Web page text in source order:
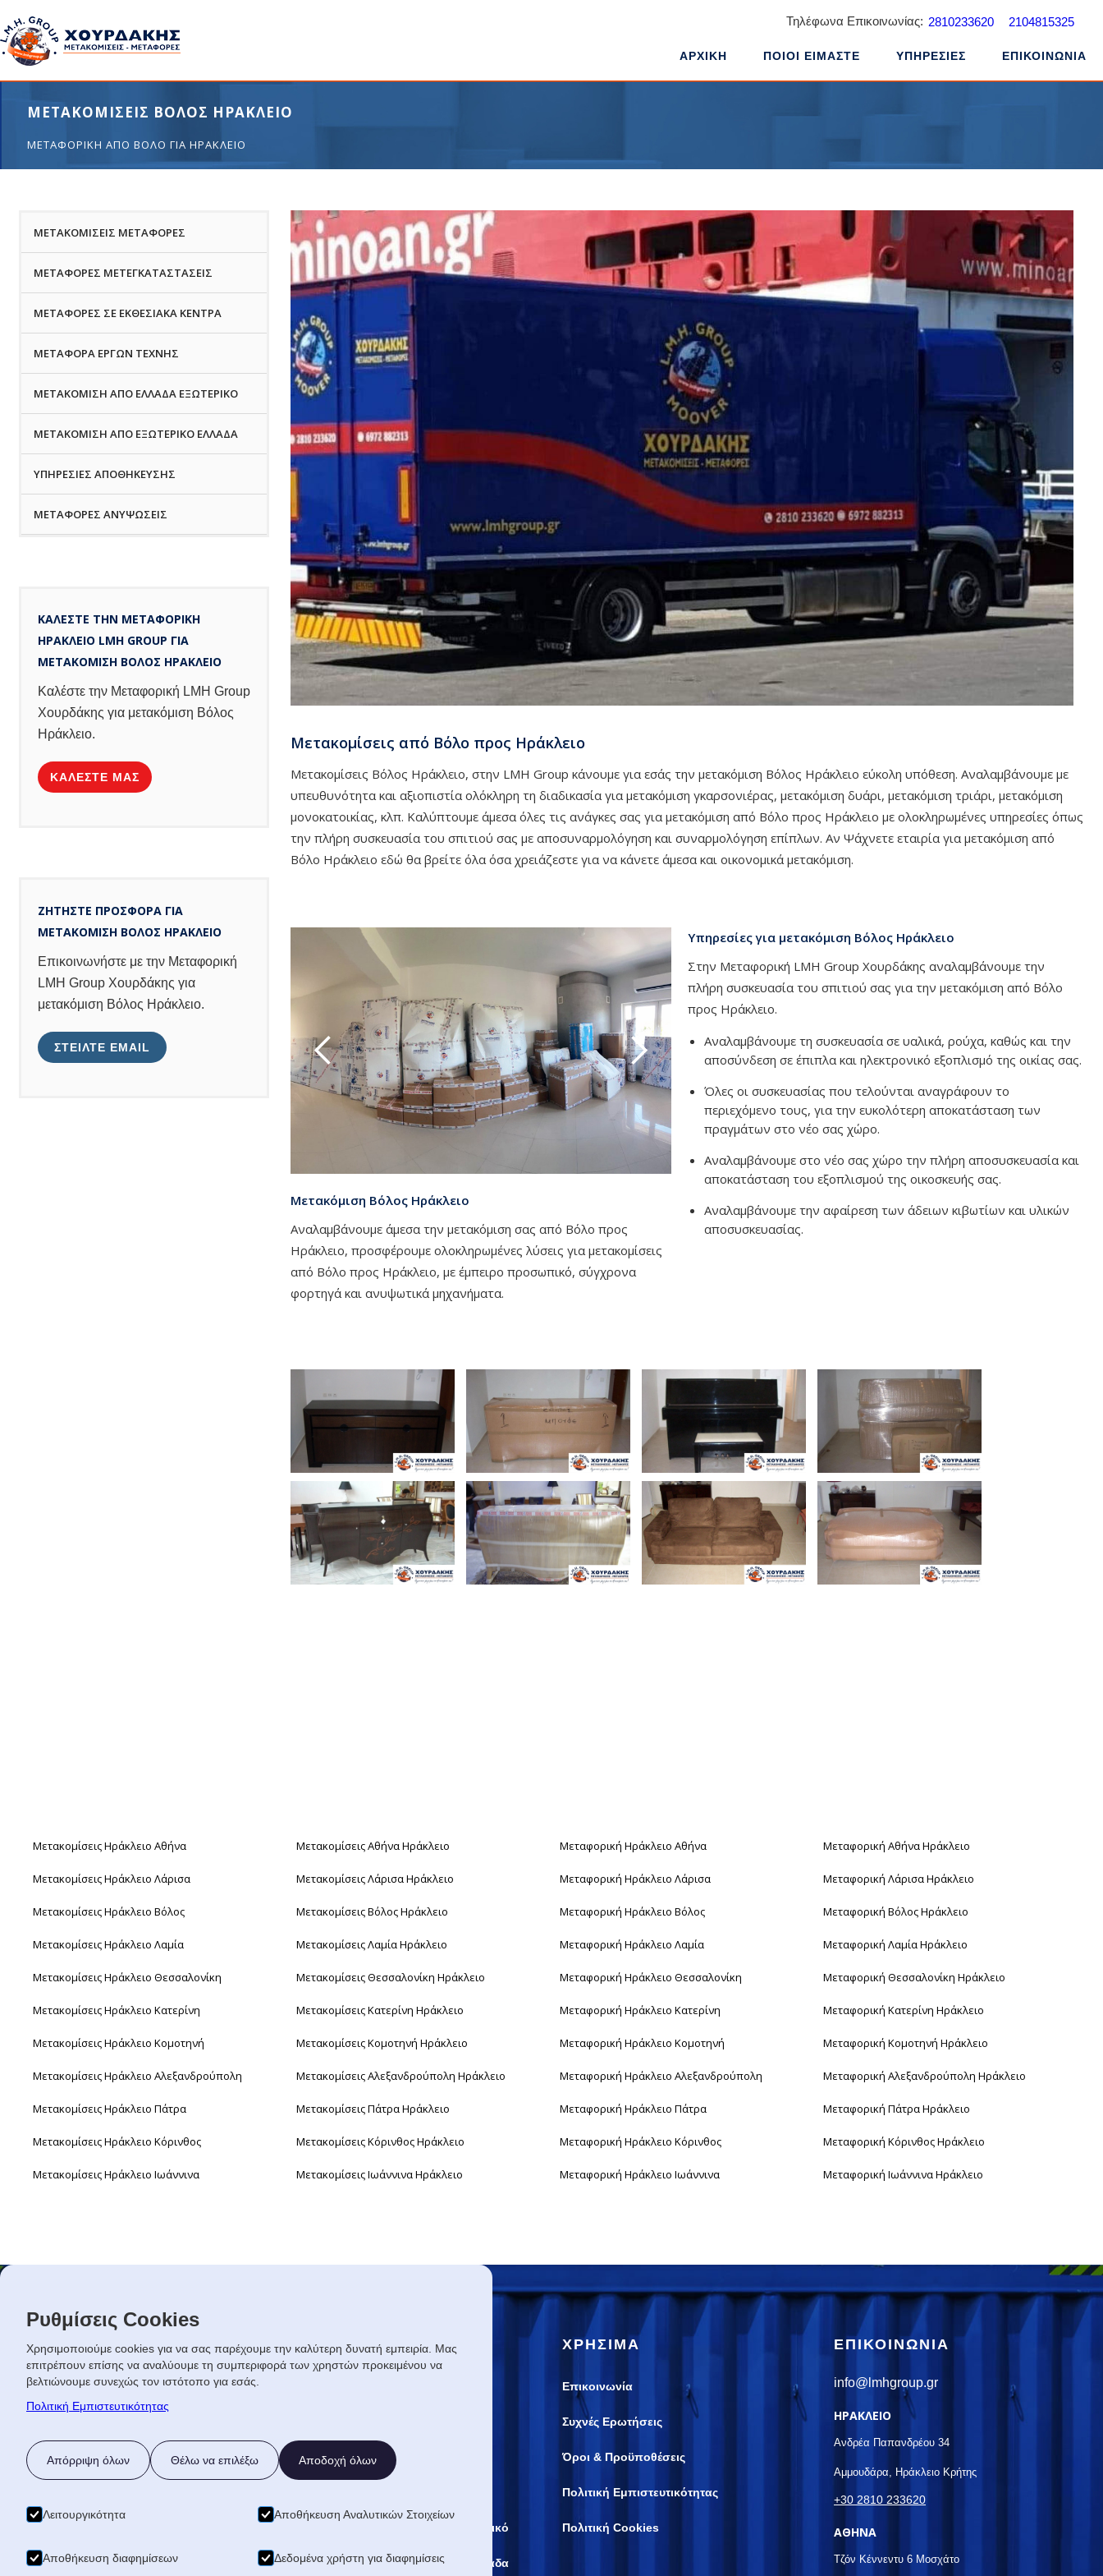
Τηλέφωνα Επικοινωνίας: 2810233620 2104815325
ΑΡΧΙΚΗ ΠΟΙΟΙ ΕΙΜΑΣΤΕ ΥΠΗΡΕΣΙΕΣ ΕΠΙΚΟΙΝΩΝΙΑ
ΜΕΤΑΚΟΜΙΣΕΙΣ ΒΟΛΟΣ ΗΡΑΚΛΕΙΟ
ΜΕΤΑΦΟΡΙΚΗ ΑΠΟ ΒΟΛΟ ΓΙΑ ΗΡΑΚΛΕΙΟ
ΜΕΤΑΚΟΜΙΣΕΙΣ ΜΕΤΑΦΟΡΕΣ
ΜΕΤΑΦΟΡΕΣ ΜΕΤΕΓΚΑΤΑΣΤΑΣΕΙΣ
ΜΕΤΑΦΟΡΕΣ ΣΕ ΕΚΘΕΣΙΑΚΑ ΚΕΝΤΡΑ
ΜΕΤΑΦΟΡΑ ΕΡΓΩΝ ΤΕΧΝΗΣ
ΜΕΤΑΚΟΜΙΣΗ ΑΠΟ ΕΛΛΑΔΑ ΕΞΩΤΕΡΙΚΟ
ΜΕΤΑΚΟΜΙΣΗ ΑΠΟ ΕΞΩΤΕΡΙΚΟ ΕΛΛΑΔΑ
ΥΠΗΡΕΣΙΕΣ ΑΠΟΘΗΚΕΥΣΗΣ
ΜΕΤΑΦΟΡΕΣ ΑΝΥΨΩΣΕΙΣ
ΚΑΛΕΣΤΕ ΤΗΝ ΜΕΤΑΦΟΡΙΚΗ
ΗΡΑΚΛΕΙΟ LMH GROUP ΓΙΑ
ΜΕΤΑΚΟΜΙΣΗ ΒΟΛΟΣ ΗΡΑΚΛΕΙΟ
Καλέστε την Μεταφορική LMH Group
Χουρδάκης για μετακόμιση Βόλος
Ηράκλειο.
ΚΑΛΕΣΤΕ ΜΑΣ
ΖΗΤΗΣΤΕ ΠΡΟΣΦΟΡΑ ΓΙΑ
ΜΕΤΑΚΟΜΙΣΗ ΒΟΛΟΣ ΗΡΑΚΛΕΙΟ
Επικοινωνήστε με την Μεταφορική
LMH Group Χουρδάκης για
μετακόμιση Βόλος Ηράκλειο.
ΣΤΕΙΛΤΕ EMAIL
Μετακομίσεις από Βόλο προς Ηράκλειο
Μετακομίσεις Βόλος Ηράκλειο, στην LMH Group κάνουμε για εσάς την μετακόμιση Βόλος Ηράκλειο εύκολη υπόθεση. Αναλαμβάνουμε με
υπευθυνότητα και αξιοπιστία ολόκληρη τη διαδικασία για μετακόμιση γκαρσονιέρας, μετακόμιση δυάρι, μετακόμιση τριάρι, μετακόμιση
μονοκατοικίας, κλπ. Καλύπτουμε άμεσα όλες τις ανάγκες σας για μετακόμιση από Βόλο προς Ηράκλειο με ολοκληρωμένες υπηρεσίες όπως
την πλήρη συσκευασία του σπιτιού σας με αποσυναρμολόγηση και συναρμολόγηση επίπλων. Αν Ψάχνετε εταιρία για μετακόμιση από
Βόλο Ηράκλειο εδώ θα βρείτε όλα όσα χρειάζεστε για να κάνετε άμεσα και οικονομικά μετακόμιση.
Μετακόμιση Βόλος Ηράκλειο
Αναλαμβάνουμε άμεσα την μετακόμιση σας από Βόλο προς
Ηράκλειο, προσφέρουμε ολοκληρωμένες λύσεις για μετακομίσεις
από Βόλο προς Ηράκλειο, με έμπειρο προσωπικό, σύγχρονα
φορτηγά και ανυψωτικά μηχανήματα.
Υπηρεσίες για μετακόμιση Βόλος Ηράκλειο
Στην Μεταφορική LMH Group Χουρδάκης αναλαμβάνουμε την
πλήρη συσκευασία του σπιτιού σας για την μετακόμιση από Βόλο
προς Ηράκλειο.
Αναλαμβάνουμε τη συσκευασία σε υαλικά, ρούχα, καθώς και την
αποσύνδεση σε έπιπλα και ηλεκτρονικό εξοπλισμό της οικίας σας.
Όλες οι συσκευασίας που τελούνται αναγράφουν το
περιεχόμενο τους, για την ευκολότερη αποκατάσταση των
πραγμάτων στο νέο σας χώρο.
Αναλαμβάνουμε στο νέο σας χώρο την πλήρη αποσυσκευασία και
αποκατάσταση του εξοπλισμού της οικοσκευής σας.
Αναλαμβάνουμε την αφαίρεση των άδειων κιβωτίων και υλικών
αποσυσκευασίας.
Μετακομίσεις Ηράκλειο Αθήνα
Μετακομίσεις Ηράκλειο Λάρισα
Μετακομίσεις Ηράκλειο Βόλος
Μετακομίσεις Ηράκλειο Λαμία
Μετακομίσεις Ηράκλειο Θεσσαλονίκη
Μετακομίσεις Ηράκλειο Κατερίνη
Μετακομίσεις Ηράκλειο Κομοτηνή
Μετακομίσεις Ηράκλειο Αλεξανδρούπολη
Μετακομίσεις Ηράκλειο Πάτρα
Μετακομίσεις Ηράκλειο Κόρινθος
Μετακομίσεις Ηράκλειο Ιωάννινα
Μετακομίσεις Αθήνα Ηράκλειο
Μετακομίσεις Λάρισα Ηράκλειο
Μετακομίσεις Βόλος Ηράκλειο
Μετακομίσεις Λαμία Ηράκλειο
Μετακομίσεις Θεσσαλονίκη Ηράκλειο
Μετακομίσεις Κατερίνη Ηράκλειο
Μετακομίσεις Κομοτηνή Ηράκλειο
Μετακομίσεις Αλεξανδρούπολη Ηράκλειο
Μετακομίσεις Πάτρα Ηράκλειο
Μετακομίσεις Κόρινθος Ηράκλειο
Μετακομίσεις Ιωάννινα Ηράκλειο
Μεταφορική Ηράκλειο Αθήνα
Μεταφορική Ηράκλειο Λάρισα
Μεταφορική Ηράκλειο Βόλος
Μεταφορική Ηράκλειο Λαμία
Μεταφορική Ηράκλειο Θεσσαλονίκη
Μεταφορική Ηράκλειο Κατερίνη
Μεταφορική Ηράκλειο Κομοτηνή
Μεταφορική Ηράκλειο Αλεξανδρούπολη
Μεταφορική Ηράκλειο Πάτρα
Μεταφορική Ηράκλειο Κόρινθος
Μεταφορική Ηράκλειο Ιωάννινα
Μεταφορική Αθήνα Ηράκλειο
Μεταφορική Λάρισα Ηράκλειο
Μεταφορική Βόλος Ηράκλειο
Μεταφορική Λαμία Ηράκλειο
Μεταφορική Θεσσαλονίκη Ηράκλειο
Μεταφορική Κατερίνη Ηράκλειο
Μεταφορική Κομοτηνή Ηράκλειο
Μεταφορική Αλεξανδρούπολη Ηράκλειο
Μεταφορική Πάτρα Ηράκλειο
Μεταφορική Κόρινθος Ηράκλειο
Μεταφορική Ιωάννινα Ηράκλειο
Ρυθμίσεις Cookies
Χρησιμοποιούμε cookies για να σας παρέχουμε την καλύτερη δυνατή εμπειρία. Μας
επιτρέπουν επίσης να αναλύουμε τη συμπεριφορά των χρηστών προκειμένου να
βελτιώνουμε συνεχώς τον ιστότοπο για εσάς.
Πολιτική Εμπιστευτικότητας
Απόρριψη όλων Θέλω να επιλέξω Αποδοχή όλων
Λειτουργικότητα Αποθήκευση Αναλυτικών Στοιχείων
Αποθήκευση διαφημίσεων Δεδομένα χρήστη για διαφημίσεις
Μεταφορική, οργανώνουμε μεταφορές,
μετακομίσεις σε Ελλάδα και Εξωτερικό.
Ηράκλειο.
ΥΠΗΡΕΣΙΕΣ
Μεταφορές σε Εκθεσιακά Κέντρα
Μετακόμιση από Ελλάδα σε Εξωτερικό
Μετακόμιση από Εξωτερικό σε Ελλάδα
ΧΡΗΣΙΜΑ
Επικοινωνία
Συχνές Ερωτήσεις
Όροι & Προϋποθέσεις
Πολιτική Εμπιστευτικότητας
Πολιτική Cookies
ΕΠΙΚΟΙΝΩΝIA
info@lmhgroup.gr
ΗΡΑΚΛΕΙΟ
Ανδρέα Παπανδρέου 34
Αμμουδάρα, Ηράκλειο Κρήτης
+30 2810 233620
ΑΘΗΝΑ
Τζόν Κέννεντυ 6 Μοσχάτο